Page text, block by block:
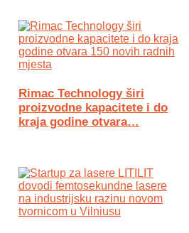
Rimac Technology širi
proizvodne kapacitete i do
kraja godine otvara…